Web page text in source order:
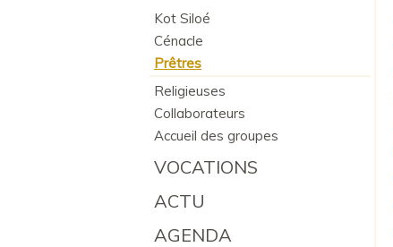
Kot Siloé
Cénacle
Prêtres
Religieuses
Collaborateurs
Accueil des groupes
VOCATIONS
ACTU
AGENDA